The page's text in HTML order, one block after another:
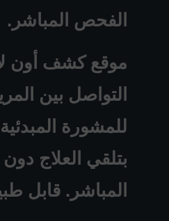
الفحص المباشر.
موقع كشف أون
التواصل بين
للمشورة
بتلقي العلاج
المباشر. قابل